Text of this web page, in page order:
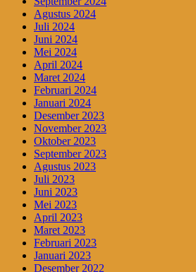
Agustus 2024
Juli 2024
Juni 2024
Mei 2024
April 2024
Maret 2024
Februari 2024
Januari 2024
Desember 2023
November 2023
Oktober 2023
September 2023
Agustus 2023
Juli 2023
Juni 2023
Mei 2023
April 2023
Maret 2023
Februari 2023
Januari 2023
Desember 2022